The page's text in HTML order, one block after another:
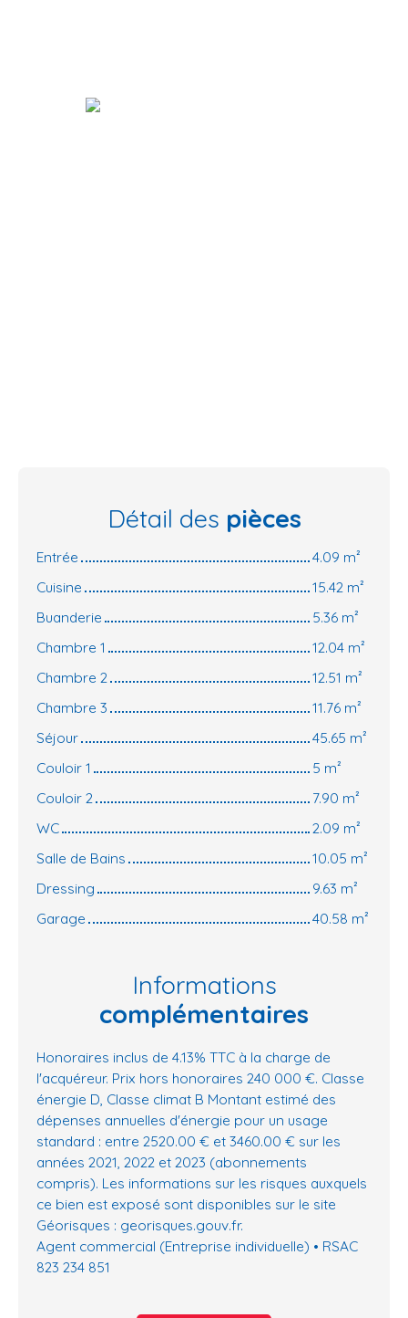
Détail des pièces
Entrée
4.09 m²
Cuisine
15.42 m²
Buanderie
5.36 m²
Chambre 1
12.04 m²
Chambre 2
12.51 m²
Chambre 3
11.76 m²
Séjour
45.65 m²
Couloir 1
5 m²
Couloir 2
7.90 m²
WC
2.09 m²
Salle de Bains
10.05 m²
Dressing
9.63 m²
Garage
40.58 m²
Informations
complémentaires
Honoraires inclus de 4.13% TTC à la charge de
l'acquéreur. Prix hors honoraires 240 000 €. Classe
énergie D, Classe climat B Montant estimé des
dépenses annuelles d'énergie pour un usage
standard : entre 2520.00 € et 3460.00 € sur les
années 2021, 2022 et 2023 (abonnements
compris). Les informations sur les risques auxquels
ce bien est exposé sont disponibles sur le site
Géorisques : georisques.gouv.fr.
Agent commercial (Entreprise individuelle) • RSAC
823 234 851